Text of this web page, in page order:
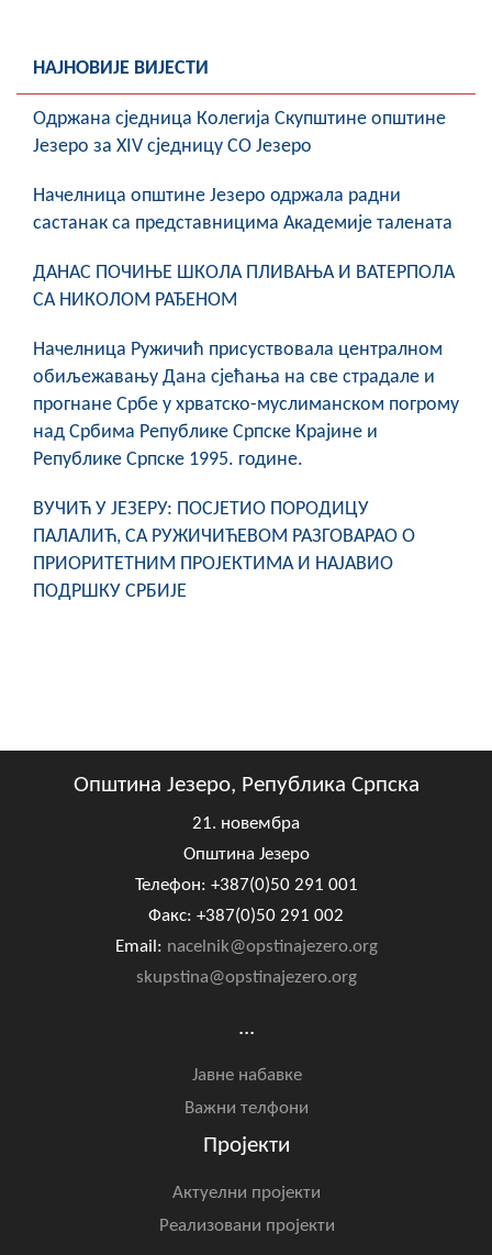
ЦИВИЛНА ЗАШТИТА
КОНТАКТ
НАЈНОВИЈЕ ВИЈЕСТИ
Oдржана сједница Колегија Скупштине општине
Језеро за XIV сједницу СО Језеро
Начелница општине Језеро одржала радни
састанак са представницима Академије талената
ДАНАС ПОЧИЊЕ ШКОЛА ПЛИВАЊА И ВАТЕРПОЛА
СА НИКОЛОМ РАЂЕНОМ
Начелница Ружичић присуствовала централном
обиљежавању Дана сјећања на све страдале и
прогнане Србе у хрватско-муслиманском погрому
над Србима Републике Српске Крајине и
Републике Српске 1995. године.
ВУЧИЋ У ЈЕЗЕРУ: ПОСЈЕТИО ПОРОДИЦУ
ПАЛАЛИЋ, СА РУЖИЧИЋЕВОМ РАЗГОВАРАО О
ПРИОРИТЕТНИМ ПРОЈЕКТИМА И НАЈАВИО
ПОДРШКУ СРБИЈЕ
Општина Језеро, Република Српска
21. новембра
Општина Језеро
Телефон: +387(0)50 291 001
Факс: +387(0)50 291 002
Email: nacelnik@opstinajezero.org
skupstina@opstinajezero.org
...
Јавне набавке
Важни телфони
Пројекти
Актуелни пројекти
Реализовани пројекти